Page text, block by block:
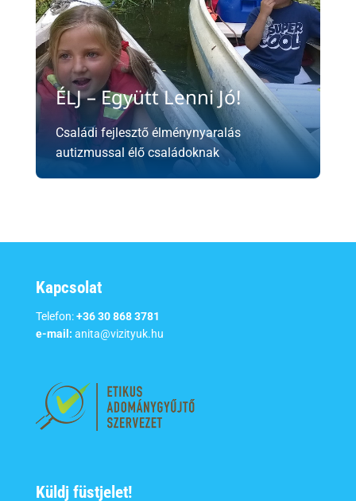
ÉLJ – Együtt Lenni Jó!
Családi fejlesztő élménynyaralás
autizmussal élő családoknak
Kapcsolat
Telefon:+36 30 868 3781
e-mail: anita@vizityuk.hu
Küldj füstjelet!